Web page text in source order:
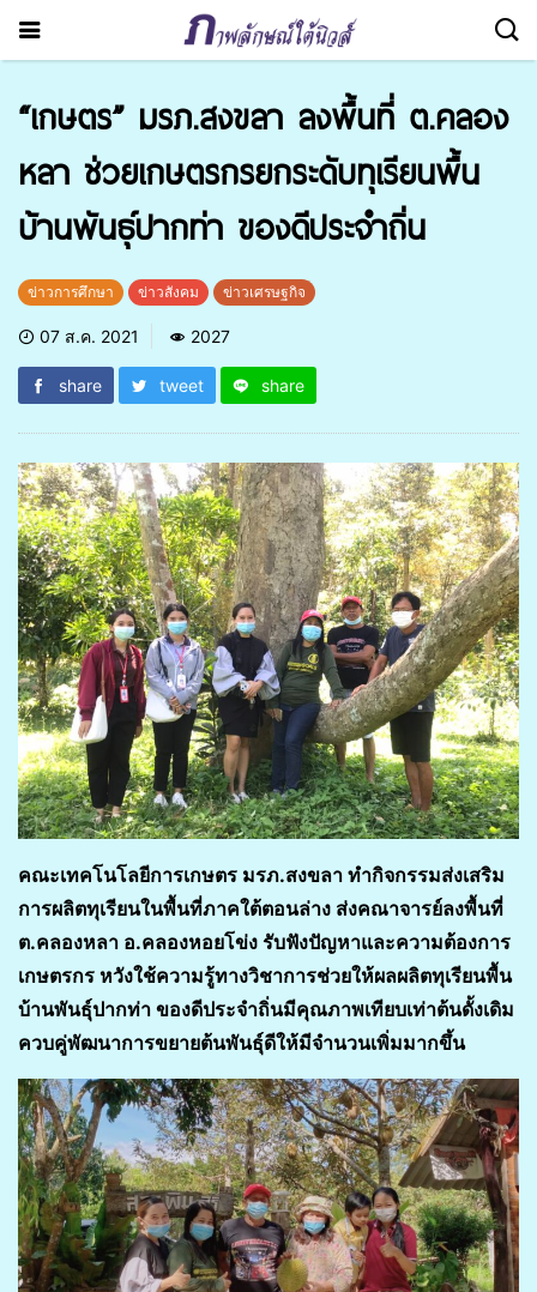
“เกษตร” มรภ.สงขลา ลงพื้นที่ ต.คลอง
หลา ช่วยเกษตรกรยกระดับทุเรียนพื้น
บ้านพันธุ์ปากท่า ของดีประจำถิ่น
ข่าวการศึกษา ข่าวสังคม ข่าวเศรษฐกิจ
07 ส.ค. 2021 2027
share tweet share
คณะเทคโนโลยีการเกษตร มรภ.สงขลา ทำกิจกรรมส่งเสริม
การผลิตทุเรียนในพื้นที่ภาคใต้ตอนล่าง ส่งคณาจารย์ลงพื้นที่
ต.คลองหลา อ.คลองหอยโข่ง รับฟังปัญหาและความต้องการ
เกษตรกร หวังใช้ความรู้ทางวิชาการช่วยให้ผลผลิตทุเรียนพื้น
บ้านพันธุ์ปากท่า ของดีประจำถิ่นมีคุณภาพเทียบเท่าต้นดั้งเดิม
ควบคู่พัฒนาการขยายต้นพันธุ์ดีให้มีจำนวนเพิ่มมากขึ้น